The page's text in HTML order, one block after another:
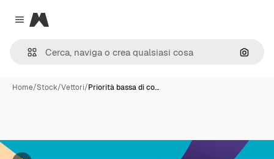
Close menu
Magnific
Cerca
Home/Stock/Vettori/Priorità bassa di co…